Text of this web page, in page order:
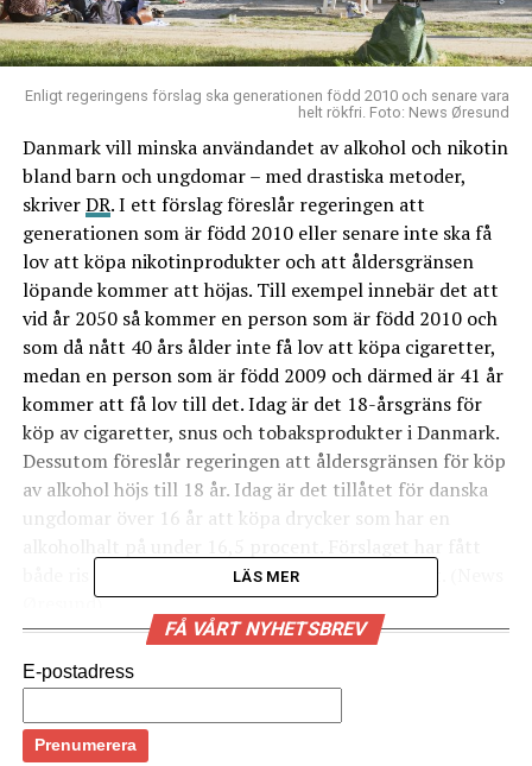
Enligt regeringens förslag ska generationen född 2010 och senare vara
helt rökfri. Foto: News Øresund
Danmark vill minska användandet av alkohol och nikotin
bland barn och ungdomar – med drastiska metoder,
skriverDR. I ett förslag föreslår regeringen att
generationen som är född 2010 eller senare inte ska få
lov att köpa nikotinprodukter och att åldersgränsen
löpande kommer att höjas. Till exempel innebär det att
vid år 2050 så kommer en person som är född 2010 och
som då nått 40 års ålder inte få lov att köpa cigaretter,
medan en person som är född 2009 och därmed är 41 år
kommer att få lov till det. Idag är det 18-årsgräns för
köp av cigaretter, snus och tobaksprodukter i Danmark.
Dessutom föreslår regeringen att åldersgränsen för köp
av alkohol höjs till 18 år. Idag är det tillåtet för danska
ungdomar över 16 år att köpa drycker som har en
både ris och ros av av övriga partier i Folketinget. (News
Øresund)
LÄS OCKSÅ:
sedan 2014
LÄS MER
FÅ VÅRT NYHETSBREV
E-postadress